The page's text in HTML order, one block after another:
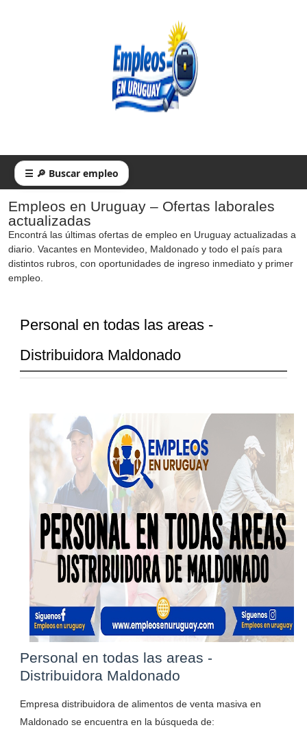
☰ 🔎 Buscar empleo
Empleos en Uruguay – Ofertas laborales
actualizadas
Encontrá las últimas ofertas de empleo en Uruguay actualizadas a
diario. Vacantes en Montevideo, Maldonado y todo el país para
distintos rubros, con oportunidades de ingreso inmediato y primer
empleo.
Personal en todas las areas -
Distribuidora Maldonado
Personal en todas las areas -
Distribuidora Maldonado
Empresa distribuidora de alimentos de venta masiva en
Maldonado se encuentra en la búsqueda de: